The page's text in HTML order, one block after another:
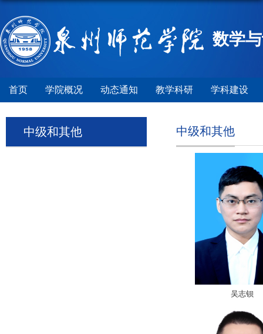
数学
首页 学院概况 动态通知 教学科研 学科建设
中级和其他 中级和其他
吴志钡